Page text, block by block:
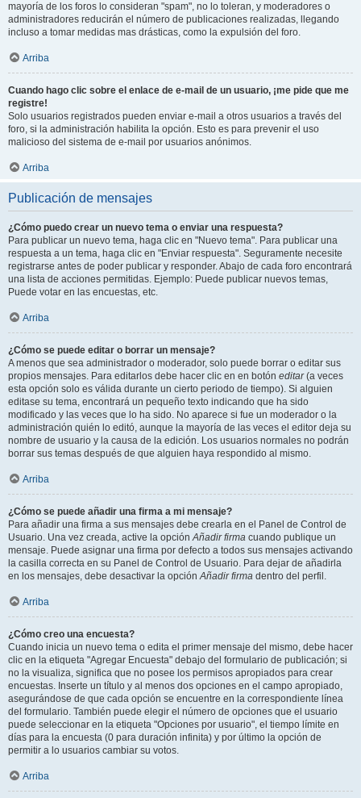
mayoría de los foros lo consideran "spam", no lo toleran, y moderadores o
administradores reducirán el número de publicaciones realizadas, llegando
incluso a tomar medidas mas drásticas, como la expulsión del foro.
Arriba
Cuando hago clic sobre el enlace de e-mail de un usuario, ¡me pide que me
registre!
Solo usuarios registrados pueden enviar e-mail a otros usuarios a través del
foro, si la administración habilita la opción. Esto es para prevenir el uso
malicioso del sistema de e-mail por usuarios anónimos.
Arriba
Publicación de mensajes
¿Cómo puedo crear un nuevo tema o enviar una respuesta?
Para publicar un nuevo tema, haga clic en "Nuevo tema". Para publicar una
respuesta a un tema, haga clic en "Enviar respuesta". Seguramente necesite
registrarse antes de poder publicar y responder. Abajo de cada foro encontrará
una lista de acciones permitidas. Ejemplo: Puede publicar nuevos temas,
Puede votar en las encuestas, etc.
Arriba
¿Cómo se puede editar o borrar un mensaje?
A menos que sea administrador o moderador, solo puede borrar o editar sus
propios mensajes. Para editarlos debe hacer clic en en botón editar(a veces
esta opción solo es válida durante un cierto periodo de tiempo). Si alguien
editase su tema, encontrará un pequeño texto indicando que ha sido
modificado y las veces que lo ha sido. No aparece si fue un moderador o la
administración quién lo editó, aunque la mayoría de las veces el editor deja su
nombre de usuario y la causa de la edición. Los usuarios normales no podrán
borrar sus temas después de que alguien haya respondido al mismo.
Arriba
¿Cómo se puede añadir una firma a mi mensaje?
Para añadir una firma a sus mensajes debe crearla en el Panel de Control de
Usuario. Una vez creada, active la opciónAñadir firma cuando publique un
mensaje. Puede asignar una firma por defecto a todos sus mensajes activando
la casilla correcta en su Panel de Control de Usuario. Para dejar de añadirla
en los mensajes, debe desactivar la opciónAñadir firma dentro del perfil.
Arriba
¿Cómo creo una encuesta?
Cuando inicia un nuevo tema o edita el primer mensaje del mismo, debe hacer
clic en la etiqueta "Agregar Encuesta" debajo del formulario de publicación; si
no la visualiza, significa que no posee los permisos apropiados para crear
encuestas. Inserte un título y al menos dos opciones en el campo apropiado,
asegurándose de que cada opción se encuentre en la correspondiente línea
del formulario. También puede elegir el número de opciones que el usuario
puede seleccionar en la etiqueta "Opciones por usuario", el tiempo límite en
días para la encuesta (0 para duración infinita) y por último la opción de
permitir a lo usuarios cambiar su votos.
Arriba